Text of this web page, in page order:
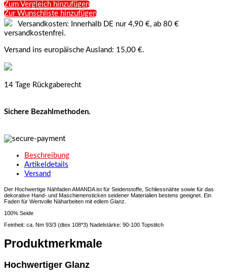
Zum Vergleich hinzufügen
Zur Wunschliste hinzufügen
Versandkosten: Innerhalb DE nur 4,90 €, ab 80 €
versandkostenfrei.
Versand ins europäische Ausland: 15,00 €.
14 Tage Rückgaberecht
Sichere Bezahlmethoden.
Beschreibung
Artikeldetails
Versand
Der Hochwertige Nähfaden AMANDA ist für Seidenstoffe, Schliessnähte sowie für das
dekorative Hand- und Maschienensticken seidener Materialien bestens geeignet. Ein
Faden für Wertvolle Näharbeiten mit edlem Glanz.
100% Seide
Feinheit: ca. Nm 93/3 (dtex 108*3) Nadelstärke: 90-100 Topstitch
Produktmerkmale
Hochwertiger Glanz